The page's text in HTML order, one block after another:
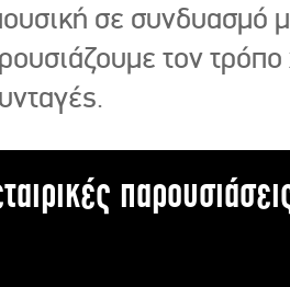
σε συνδυασμό
τον